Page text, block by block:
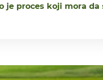
je proces koji mora da